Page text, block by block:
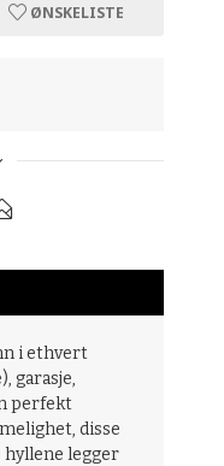
ØNSKELISTE
i ethvert
garasje,
perfekt
disse
legger